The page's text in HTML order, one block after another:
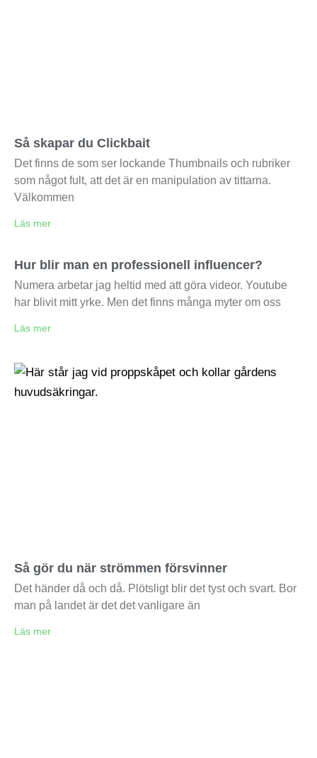
Så skapar du Clickbait
Det finns de som ser lockande Thumbnails och rubriker
som något fult, att det är en manipulation av tittarna.
Välkommen
Läs mer
Hur blir man en professionell influencer?
Numera arbetar jag heltid med att göra videor. Youtube
har blivit mitt yrke. Men det finns många myter om oss
Läs mer
Så gör du när strömmen försvinner
Det händer då och då. Plötsligt blir det tyst och svart. Bor
man på landet är det det vanligare än
Läs mer